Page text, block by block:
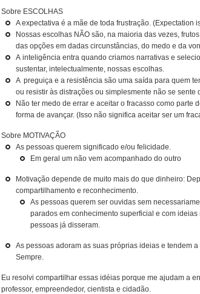
Sobre ESCOLHAS
A expectativa é a mãe de toda frustração. (Expectation
Nossas escolhas NÃO são, na maioria das vezes,
das opções em dadas circunstâncias, do medo e da
A inteligência entra quando criamos narrativas e
sustentar, intelectualmente, nossas escolhas.
A preguiça e a resistência são uma saída para quem
ou resistir às distrações ou simplesmente não se sente
Não ter medo de errar e aceitar o fracasso como parte
forma de avançar. (Isso não significa aceitar ser um
Sobre MOTIVAÇÃO
As pessoas querem significado e/ou felicidade.
Em geral um não vem acompanhado do outro
Motivação depende de muito mais do que dinheiro:
compartilhamento e reconhecimento.
As pessoas querem ser ouvidas sem
parados em conhecimento superficial e com
pessoas já disseram.
As pessoas adoram as suas próprias ideias e tendem
Sempre.
Eu resolvi compartilhar essas idéias porque me ajudam a
professor, empreendedor, cientista e cidadão.